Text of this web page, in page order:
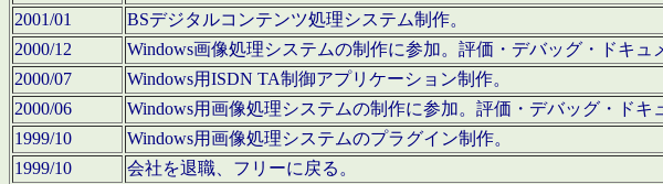
2001/01
BSデジタルコンテンツ処理システム制作。
2000/12
Windows画像処理システムの制作に参加。評価・デバッグ・ドキュ
2000/07
Windows用ISDN TA制御アプリケーション制作。
2000/06
Windows用画像処理システムの制作に参加。評価・デバッグ・ドキ
1999/10
Windows用画像処理システムのプラグイン制作。
1999/10
会社を退職、フリーに戻る。